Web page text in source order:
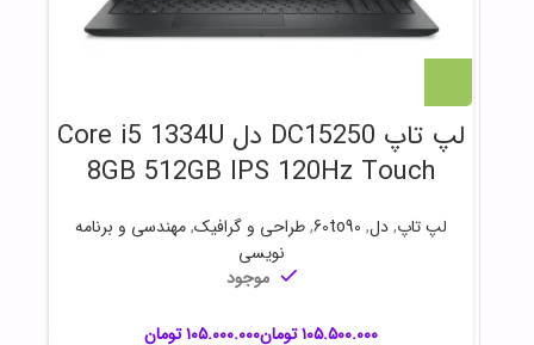
لپ تاپ DC15250 دل Core i5 1334U
8GB 512GB IPS 120Hz Touch
لپ تاپ,دل,
60to90
,طراحی و گرافیک,مهندسی و برنامه
نویسی
موجود
تومان تومان